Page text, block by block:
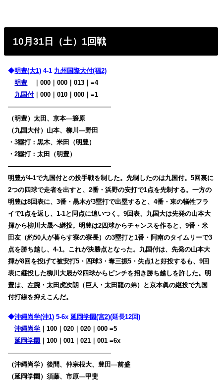
10月31日（土）1回戦
◆明豊(大1) 4-1 九州国際大付(福2)
明豊
｜000｜000｜013｜=4
九国付｜000｜010｜000｜=1
————————————————
（明豊）太田、京本―簑原
（九国大付）山本、柳川―野田
・3塁打：黒木、米田（明豊）
・2塁打：太田（明豊）
————————————————
明豊が4-1で九国付との投手戦を制した。先制したのは九国付。5回裏に
2つの四球で走者を出すと、2番・浜野の安打で1点を先制する。一方の
明豊は8回表に、3番・黒木が3塁打で出塁すると、4番・東の犠牲フラ
イで1点を返し、1-1と同点に追いつく。9回表、九国大は先発の山本大
揮から柳川大晟へ継投。明豊は2四球からチャンスを作ると、9番・米
田友（約50人が暮らす寮の寮長）の3塁打と1番・阿南のタイムリーで3
点を勝ち越し、4-1。これが決勝点となった。九国付は、先発の山本大
揮が8回を投げて被安打5・四球3・奪三振5・失点1と好投するも、9回
表に継投した柳川大晟が2四球からピンチを招き勝ち越しを許した。明
豊は、左腕・太田虎次朗（巨人・太田龍の弟）と京本眞の継投で九国
付打線を抑えこんだ。
◆沖縄尚学(沖1) 5-6x延岡学園(宮2)(延長12回)
沖縄尚学 ｜100｜020｜020｜000 =5
延岡学園
｜100｜001｜021｜001 =6x
————————————————
（沖縄尚学）後間、仲宗根大、豊田―前盛
（延岡学園）須藤、市原―甲斐